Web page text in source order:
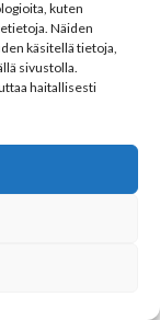
kuten
Näiden
käsitellä tietoja,
sivustolla.
haitallisesti